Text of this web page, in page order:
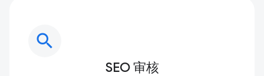
search
SEO 审核